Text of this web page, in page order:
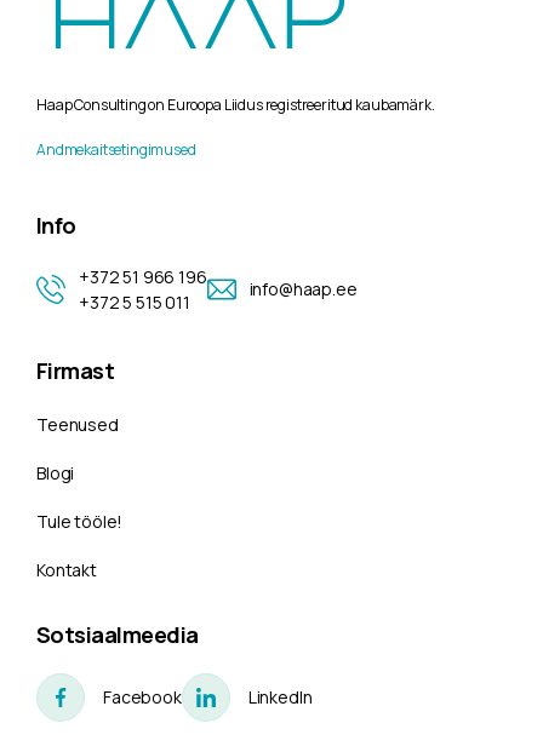
Haap Consulting on Euroopa Liidus registreeritud kaubamärk.
Andmekaitsetingimused
Info
+372 51 966 196
+372 5 515 011
info@haap.ee
Firmast
Teenused
Blogi
Tule tööle!
Kontakt
Sotsiaalmeedia
Facebook LinkedIn